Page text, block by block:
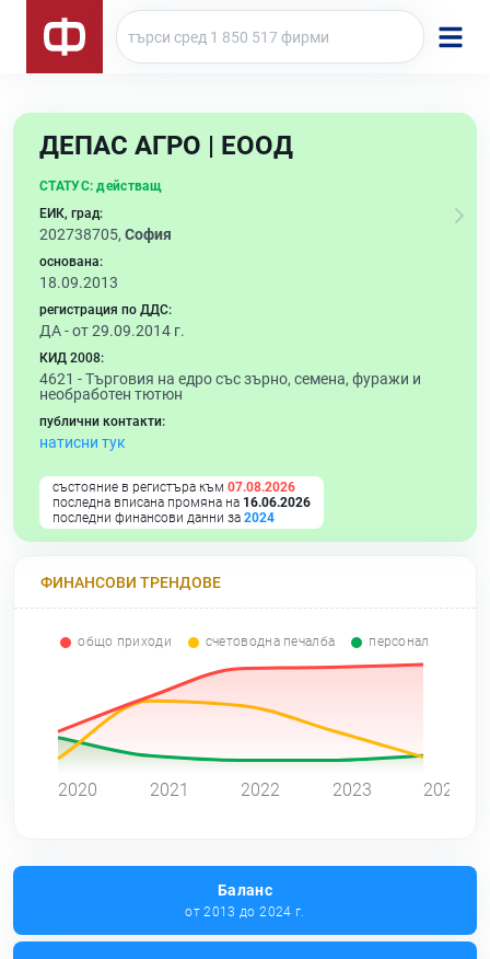
ДЕПАС АГРО | ЕООД
СТАТУС: действащ
ЕИК, град:
202738705, София
основана:
18.09.2013
регистрация по ДДС:
ДА - от 29.09.2014 г.
КИД 2008:
4621 -Търговия на едро със зърно, семена, фуражи и
необработен тютюн
публични контакти:
натисни тук
състояние в регистъра към 07.08.2026
последна вписана промяна на 16.06.2026
последни финансови данни за 2024
ФИНАНСОВИ ТРЕНДОВЕ
общо приходи счетоводна печалба персонал
2020 2021 2022 2023 2024
Баланс
от 2013 до 2024 г.